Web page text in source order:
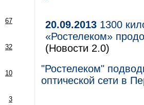
67
32
10
3
20.09.2013 1300
«Ростелеком»
(Новости 2.0)
"Ростелеком"
оптической сети в